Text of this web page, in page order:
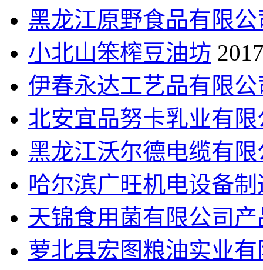
黑龙江原野食品有限
小北山笨榨豆油坊
伊春永达工艺品有限公
北安宜品努卡乳业有
黑龙江沃尔德电缆有
哈尔滨广旺机电设备
天锦食用菌有限公司产
萝北县宏图粮油实业